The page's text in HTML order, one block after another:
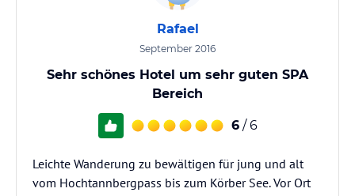
Rafael
September 2016
Sehr schönes Hotel um sehr guten SPA
Bereich
6 / 6
Leichte Wanderung zu bewältigen für jung und alt
vom Hochtannbergpass bis zum Körber See. Vor Ort